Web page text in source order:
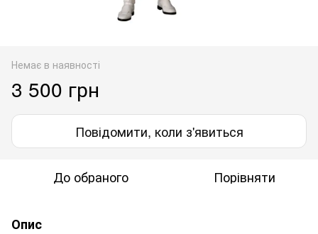
Немає в наявності
3 500 грн
Повідомити, коли з'явиться
До обраного Порівняти
Опис